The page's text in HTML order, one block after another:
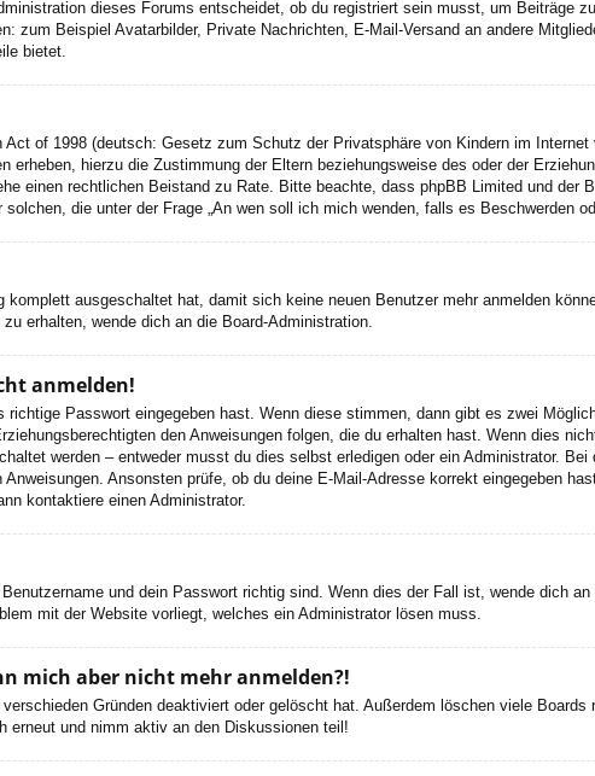
dieses Forums entscheidet, ob du registriert sein musst, um Beiträge
zum Beispiel Avatarbilder, Private Nachrichten, E-Mail-Versand an andere
bietet.
Act of 1998 (deutsch: Gesetz zum Schutz der Privatsphäre von Kindern im
erheben, hierzu die Zustimmung der Eltern beziehungsweise des oder der
einen rechtlichen Beistand zu Rate. Bitte beachte, dass phpBB Limited und der
die unter der Frage „An wen soll ich mich wenden, falls es Beschwerden
ausgeschaltet hat, damit sich keine neuen Benutzer mehr anmelden
erhalten, wende dich an die Board-Administration.
anmelden!
Passwort eingegeben hast. Wenn diese stimmen, dann gibt es zwei
den Anweisungen folgen, die du erhalten hast. Wenn dies
werden – entweder musst du dies selbst erledigen oder ein Administrator.
Ansonsten prüfe, ob du deine E-Mail-Adresse korrekt eingegeben
kontaktiere einen Administrator.
und dein Passwort richtig sind. Wenn dies der Fall ist, wende dich
mit der Website vorliegt, welches ein Administrator lösen muss.
mich aber nicht mehr anmelden?!
Gründen deaktiviert oder gelöscht hat. Außerdem löschen viele
erneut und nimm aktiv an den Diskussionen teil!